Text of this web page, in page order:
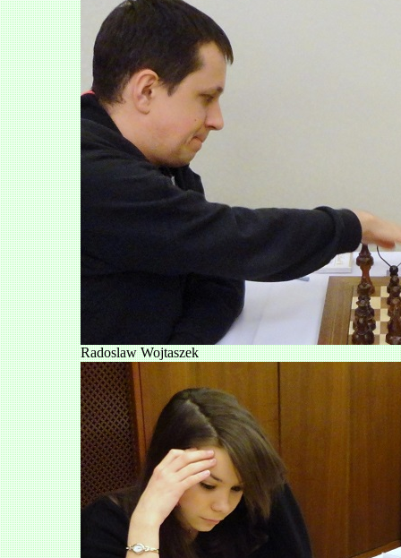
Radoslaw Wojtaszek